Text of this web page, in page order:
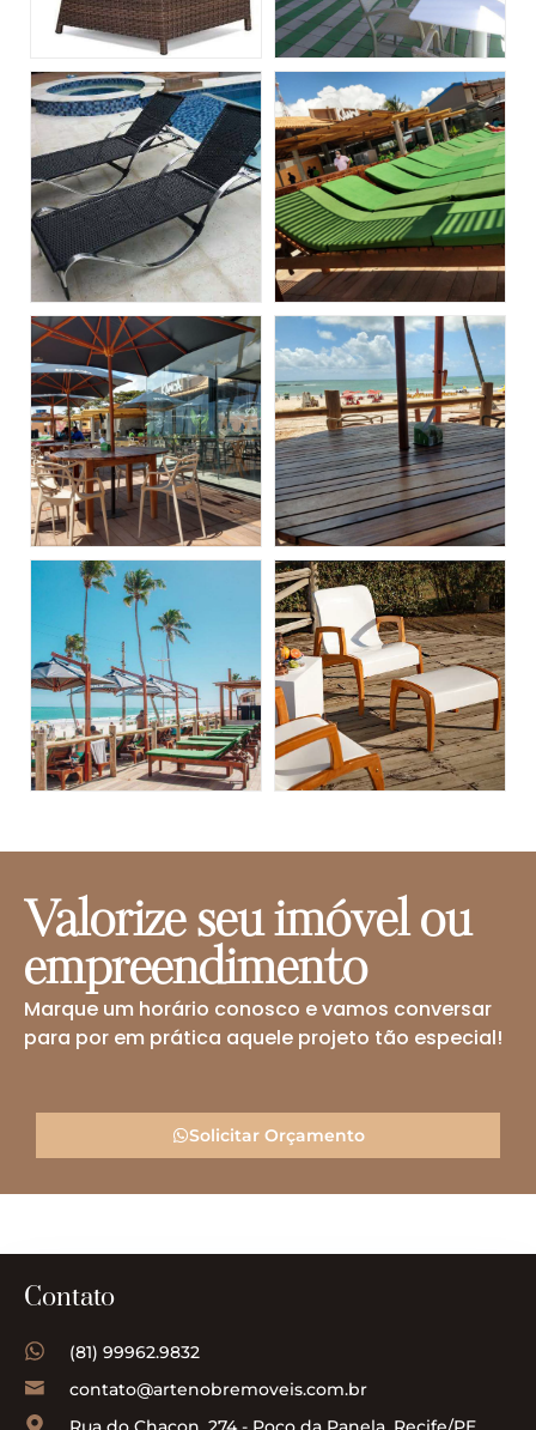
Valorize seu imóvel ou
empreendimento
Marque um horário conosco e vamos conversar
para por em prática aquele projeto tão especial!
Solicitar Orçamento
Contato
(81) 99962.9832
contato@artenobremoveis.com.br